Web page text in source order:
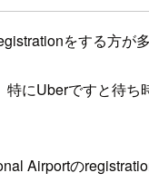
をする方が
特にUberですと待
Airportの